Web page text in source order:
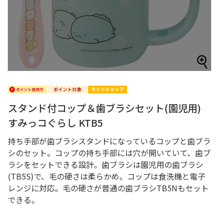
スタンド付コップ＆歯ブラシセット(園児用)
すみっコぐらし KTB5
持ち手部が歯ブラシスタンドになっているコップと歯ブラ
シのセット。コップの持ち手部には穴が開いていて、歯ブ
ラシをセットできる設計。歯ブラシは園児用の歯ブラシ
(TB5S)で、毛の硬さは柔らかめ。コップは食洗機と電子
レンジに対応。毛の硬さが普通の歯ブラシTB5Nもセット
できる。